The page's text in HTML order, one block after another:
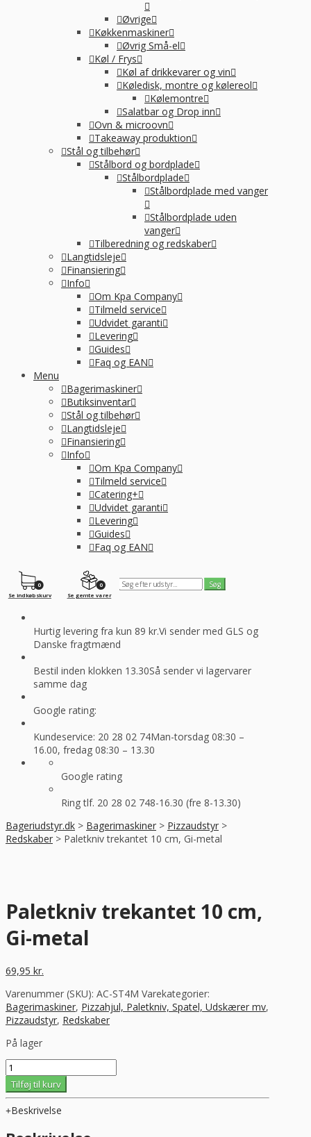
Øvrige
Køkkenmaskiner
Øvrig Små-el
Køl / Frys
Køl af drikkevarer og vin
Køledisk, montre og kølereol
Kølemontre
Salatbar og Drop inn
Ovn & microovn
Takeaway produktion
Stål og tilbehør
Stålbord og bordplade
Stålbordplade
Stålbordplade med vanger
Stålbordplade uden
vanger
Tilberedning og redskaber
Langtidsleje
Finansiering
Info
Om Kpa Company
Tilmeld service
Udvidet garanti
Levering
Guides
Faq og EAN
Menu
Bagerimaskiner
Butiksinventar
Stål og tilbehør
Langtidsleje
Finansiering
Info
Om Kpa Company
Tilmeld service
Catering+
Udvidet garanti
Levering
Guides
Faq og EAN
0
Se gemte varer
0
Se indkøbskurv
Hurtig levering fra kun 89 kr.Vi sender med GLS og
Danske fragtmænd
Bestil inden klokken 13.30Så sender vi lagervarer
samme dag
Google rating:
Kundeservice: 20 28 02 74Man-torsdag 08:30 –
16.00, fredag 08:30 – 13.30
Google rating
Ring tlf. 20 28 02 748-16.30 (fre 8-13.30)
Bageriudstyr.dk > Bagerimaskiner > Pizzaudstyr >
Redskaber > Paletkniv trekantet 10 cm, Gi-metal
Paletkniv trekantet 10 cm,
Gi-metal
69,95 kr.
Varenummer (SKU): AC-ST4M Varekategorier:
Bagerimaskiner, Pizzahjul, Paletkniv, Spatel, Udskærer mv,
Pizzaudstyr, Redskaber
På lager
Paletkniv
trekantet
10
cm,
Gi-
metal
Tilføj til kurv
Beskrivelse